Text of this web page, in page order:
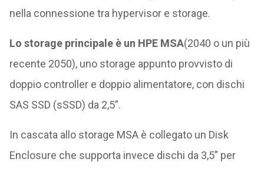
nella connessione tra hypervisor e storage.
Lo storage principale è un HPE MSA(2040 o un più
recente 2050), uno storage appunto provvisto di
doppio controller e doppio alimentatore, con dischi
SAS SSD (sSSD) da 2,5”.
In cascata allo storage MSA è collegato un Disk
Enclosure che supporta invece dischi da 3,5” per